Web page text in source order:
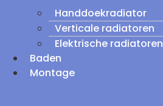
Handdoekradiator
Verticale radiatoren
Elektrische radiatoren
Baden
Montage